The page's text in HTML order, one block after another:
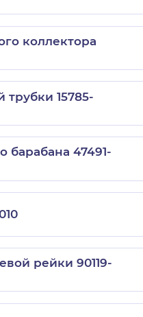
коллектора
15785-
барабана 47491-
рейки 90119-